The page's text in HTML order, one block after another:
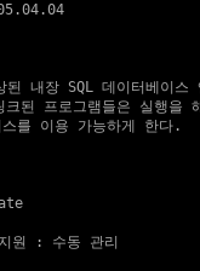
내장 SQL 데이터베이
크된 프로그램들은 실행을
스를 이용 가능하게 한다.
원 : 수동 관리